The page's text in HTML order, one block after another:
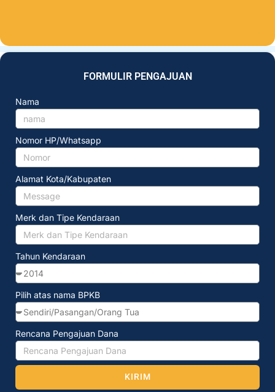
FORMULIR PENGAJUAN
Nama
Nomor HP/Whatsapp
Alamat Kota/Kabupaten
Merk dan Tipe Kendaraan
Tahun Kendaraan
Pilih atas nama BPKB
Rencana Pengajuan Dana
KIRIM